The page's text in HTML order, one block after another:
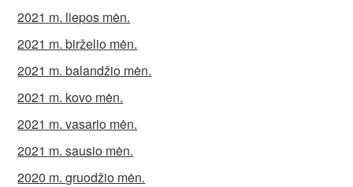
2021 m. liepos mėn.
2021 m. birželio mėn.
2021 m. balandžio mėn.
2021 m. kovo mėn.
2021 m. vasario mėn.
2021 m. sausio mėn.
2020 m. gruodžio mėn.